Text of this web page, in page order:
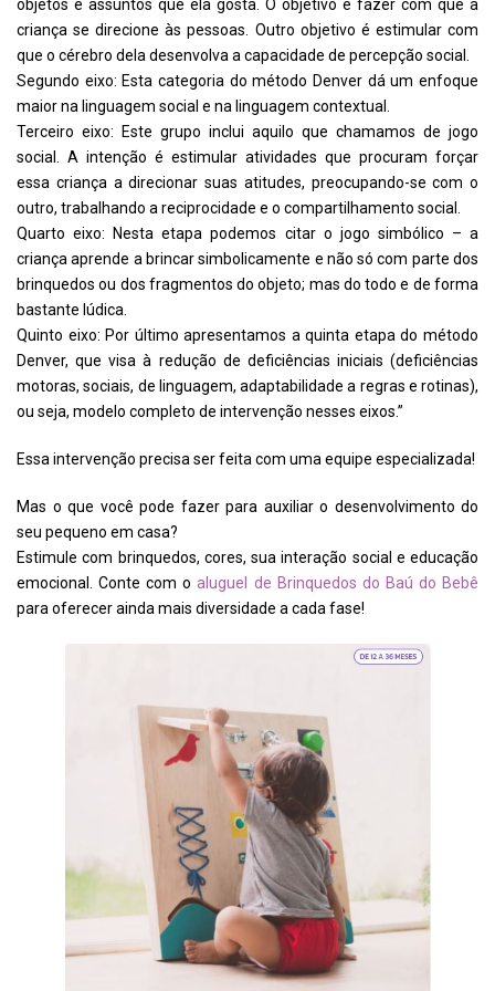
objetos e assuntos que ela gosta. O objetivo é fazer com que a
criança se direcione às pessoas. Outro objetivo é estimular com
que o cérebro dela desenvolva a capacidade de percepção social.
Segundo eixo: Esta categoria do método Denver dá um enfoque
maior na linguagem social e na linguagem contextual.
Terceiro eixo: Este grupo inclui aquilo que chamamos de jogo
social. A intenção é estimular atividades que procuram forçar
essa criança a direcionar suas atitudes, preocupando-se com o
outro, trabalhando a reciprocidade e o compartilhamento social.
Quarto eixo: Nesta etapa podemos citar o jogo simbólico – a
criança aprende a brincar simbolicamente e não só com parte dos
brinquedos ou dos fragmentos do objeto; mas do todo e de forma
bastante lúdica.
Quinto eixo: Por último apresentamos a quinta etapa do método
Denver, que visa à redução de deficiências iniciais (deficiências
motoras, sociais, de linguagem, adaptabilidade a regras e rotinas),
ou seja, modelo completo de intervenção nesses eixos.”
Essa intervenção precisa ser feita com uma equipe especializada!
Mas o que você pode fazer para auxiliar o desenvolvimento do
seu pequeno em casa?
Estimule com brinquedos, cores, sua interação social e educação
emocional. Conte com oaluguel de Brinquedos do Baú do Bebê
para oferecer ainda mais diversidade a cada fase!